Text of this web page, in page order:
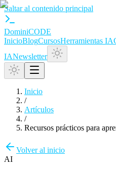
Saltar al contenido principal
DominiCODE
InicioBlogCursosHerramientas IA
IANewsletter
Inicio
/
Artículos
/
Recursos prácticos para
Volver al inicio
AI